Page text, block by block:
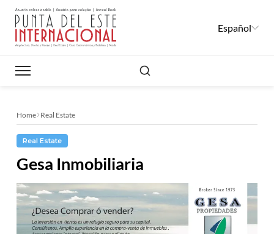
Español
Buscar
Home Real Estate
Real Estate
Gesa Inmobiliaria